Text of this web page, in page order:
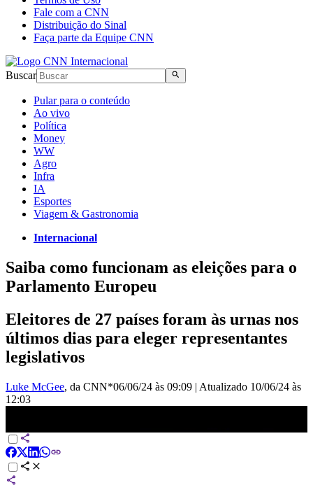
Fale com a CNN
Distribuição do Sinal
Faça parte da Equipe CNN
Buscar
Pular para o conteúdo
Ao vivo
Política
Money
WW
Agro
Infra
IA
Esportes
Viagem & Gastronomia
Internacional
Saiba como funcionam as eleições para o
Parlamento Europeu
Eleitores de 27 países foram às urnas nos
últimos dias para eleger representantes
legislativos
Luke McGee, da CNN*06/06/24 às 09:09 | Atualizado 10/06/24 às
12:03